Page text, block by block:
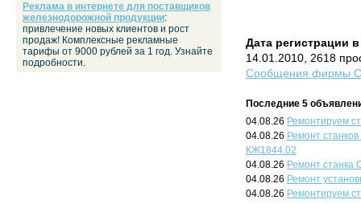
Дата регистрации в
14.01.2010, 2618
Сообщения фирмы
Последние 5
04.08.26 Ремонтируем
04.08.26 Ремонт
КЖ1844.02
04.08.26 Ремонт
04.08.26 Ремонт
04.08.26 Ремонтируем
Реклама в интернете для поставщиков
железнодорожной продукции:
привлечение новых клиентов и рост
продаж! Комплексные рекламные
тарифы от 9000 рублей за 1 год. Узнайте
подробности.